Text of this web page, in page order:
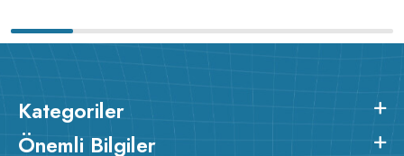
Kategoriler
Önemli Bilgiler